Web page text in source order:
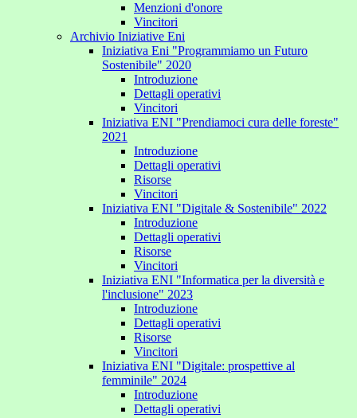
Menzioni d'onore
Vincitori
Archivio Iniziative Eni
Iniziativa Eni "Programmiamo un Futuro
Sostenibile" 2020
Introduzione
Dettagli operativi
Vincitori
Iniziativa ENI "Prendiamoci cura delle foreste"
2021
Introduzione
Dettagli operativi
Risorse
Vincitori
Iniziativa ENI "Digitale & Sostenibile" 2022
Introduzione
Dettagli operativi
Risorse
Vincitori
Iniziativa ENI "Informatica per la diversità e
l'inclusione" 2023
Introduzione
Dettagli operativi
Risorse
Vincitori
Iniziativa ENI "Digitale: prospettive al
femminile" 2024
Introduzione
Dettagli operativi